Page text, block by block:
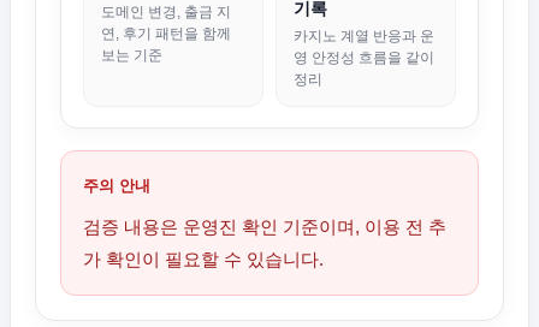
도메인 변경, 출금 지
연, 후기 패턴을 함께
보는 기준
기록
카지노 계열 반응과 운
영 안정성 흐름을 같이
정리
주의 안내
검증 내용은 운영진 확인 기준이며, 이용 전 추
가 확인이 필요할 수 있습니다.